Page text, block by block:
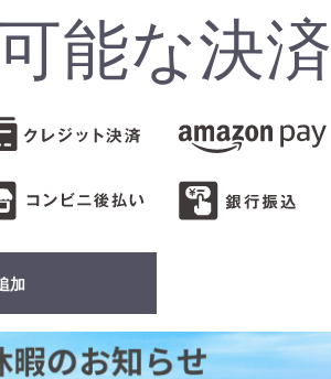
能な決済
加